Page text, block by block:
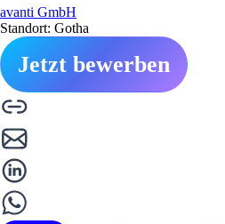
avanti GmbH
Standort: Gotha
Jetzt bewerben